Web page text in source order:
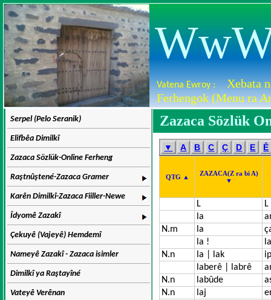
Vatena Ewroy :
Xebata
Ferhengok (Menu ra
Serpel (Pelo Seranik)
Elifbêa Dimilkî
Zazaca Sözlük-Online Ferheng
Raştnûştené-Zazaca Gramer
Karên Dimilkî-Zazaca Fiiller-Newe
Îdyomê Zazakî
Çekuyê (Vajeyê) Hemdemî
Nameyê Zazakî - Zazaca isimler
Dimilkî ya Raştayîné
Vateyê Verênan
Zazaca Sözlük
▼ A B C Ç D E Ê
QTG ▲
ZAZACA(Z ra bi A)
▼
L
L
la
N.m
la
la !
N.n
la | lak
laberê | labrê
N.n
labûde
N.n
laj